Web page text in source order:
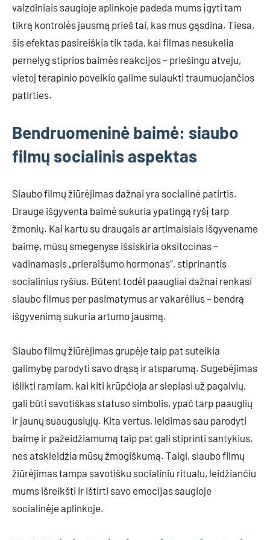
vaizdiniais saugioje aplinkoje padeda mums įgyti tam
tikrą kontrolės jausmą prieš tai, kas mus gąsdina. Tiesa,
šis efektas pasireiškia tik tada, kai filmas nesukelia
pernelyg stiprios baimės reakcijos – priešingu atveju,
vietoj terapinio poveikio galime sulaukti traumuojančios
patirties.
Bendruomeninė baimė: siaubo
filmų socialinis aspektas
Siaubo filmų žiūrėjimas dažnai yra socialinė patirtis.
Drauge išgyventa baimė sukuria ypatingą ryšį tarp
žmonių. Kai kartu su draugais ar artimaisiais išgyvename
baimę, mūsų smegenyse išsiskiria oksitocinas –
vadinamasis „prieraišumo hormonas”, stiprinantis
socialinius ryšius. Būtent todėl paaugliai dažnai renkasi
siaubo filmus per pasimatymus ar vakarėlius – bendrą
išgyvenimą sukuria artumo jausmą.
Siaubo filmų žiūrėjimas grupėje taip pat suteikia
galimybę parodyti savo drąsą ir atsparumą. Sugebėjimas
išlikti ramiam, kai kiti krūpčioja ar slepiasi už pagalvių,
gali būti savotiškas statuso simbolis, ypač tarp paauglių
ir jaunų suaugusiųjų. Kita vertus, leidimas sau parodyti
baimę ir pažeidžiamumą taip pat gali stiprinti santykius,
nes atskleidžia mūsų žmogiškumą. Taigi, siaubo filmų
žiūrėjimas tampa savotišku socialiniu ritualu, leidžiančiu
mums išreikšti ir ištirti savo emocijas saugioje
socialinėje aplinkoje.